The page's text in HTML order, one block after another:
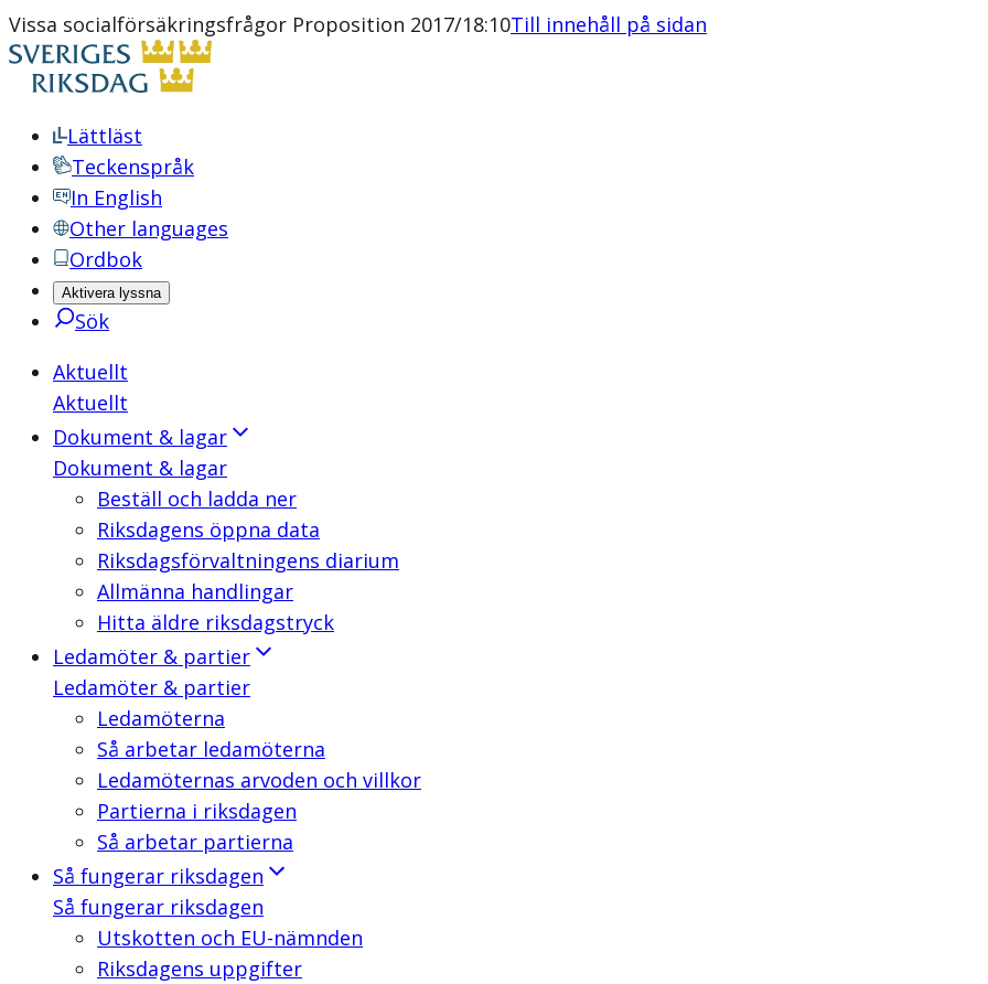
Vissa socialförsäkringsfrågor Proposition 2017/18:10Till innehåll på sidan
Lättläst
Teckenspråk
In English
Other languages
Ordbok
Aktivera lyssna
Sök
Aktuellt
Aktuellt
Dokument & lagar
Dokument & lagar
Beställ och ladda ner
Riksdagens öppna data
Riksdagsförvaltningens diarium
Allmänna handlingar
Hitta äldre riksdagstryck
Ledamöter & partier
Ledamöter & partier
Ledamöterna
Så arbetar ledamöterna
Ledamöternas arvoden och villkor
Partierna i riksdagen
Så arbetar partierna
Så fungerar riksdagen
Så fungerar riksdagen
Utskotten och EU-nämnden
Riksdagens uppgifter